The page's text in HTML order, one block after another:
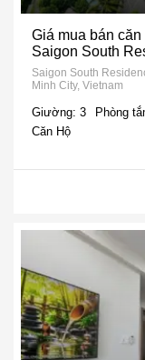
Giá mua bán
Saigon South
Saigon South
Minh City, Vietnam
Giường: 3 Phòng
Căn Hộ